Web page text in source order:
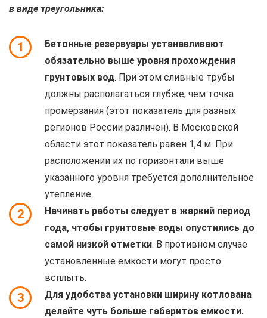
в виде треугольника:
1
Бетонные резервуары устанавливают
обязательно выше уровня прохождения
грунтовых вод. При этом сливные трубы
должны располагаться глубже, чем точка
промерзания (этот показатель для разных
регионов России различен). В Московской
области этот показатель равен 1,4 м. При
расположении их по горизонтали выше
указанного уровня требуется дополнительное
утепление.
2
Начинать работы следует в жаркий период
года, чтобы грунтовые воды опустились до
самой низкой отметки. В противном случае
установленные емкости могут просто
всплыть.
3
Для удобства установки ширину котлована
делайте чуть больше габаритов емкости.